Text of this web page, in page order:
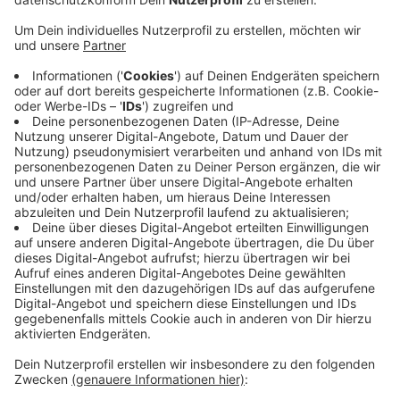
In einer ersten Reaktion teilte Johannis mit, dass
er sich geehrt fühle und sich sehr über diese
Auszeichnung freue.
Der Karlspreis wird in Aachen seit 1950 traditionell
im Mai an Christi Himmelfahrt verliehen.
2019 hat ihn der UN-Generalsekretär Antonio
Guterres für sein Engagement gegen Rassismus
und seinen Einsatz in der Flüchtlingspolitik
bekommen.
Veröffentlicht: Samstag, 14.12.2019 13:09
Anzeige